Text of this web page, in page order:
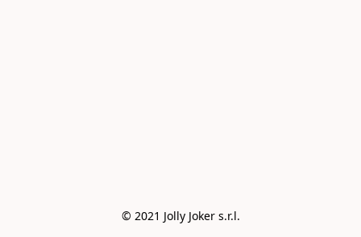
© 2021 Jolly Joker s.r.l.